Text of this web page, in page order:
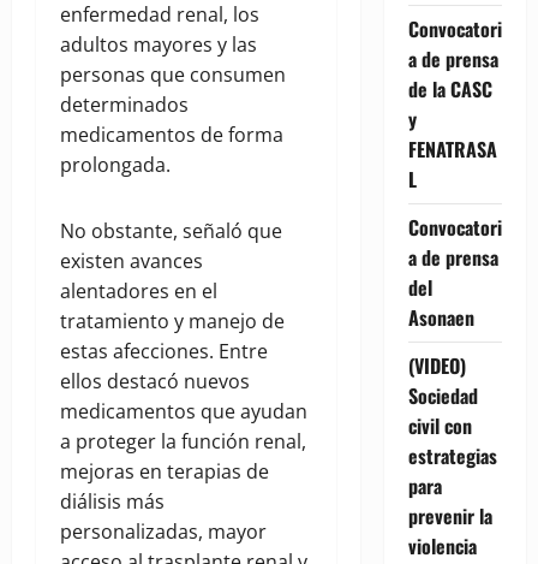
enfermedad renal, los
adultos mayores y las
personas que consumen
determinados
medicamentos de forma
prolongada.
No obstante, señaló que
existen avances
alentadores en el
tratamiento y manejo de
estas afecciones. Entre
ellos destacó nuevos
medicamentos que ayudan
a proteger la función renal,
mejoras en terapias de
diálisis más
personalizadas, mayor
Convocatori
a de prensa
de la CASC
y
FENATRASA
L
Convocatori
a de prensa
del
Asonaen
(VIDEO)
Sociedad
civil con
estrategias
para
prevenir la
violencia